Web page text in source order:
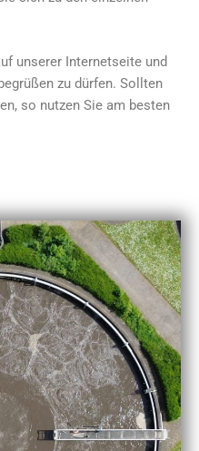
unserer Internetseite und
zu dürfen. Sollten
so nutzen Sie am besten